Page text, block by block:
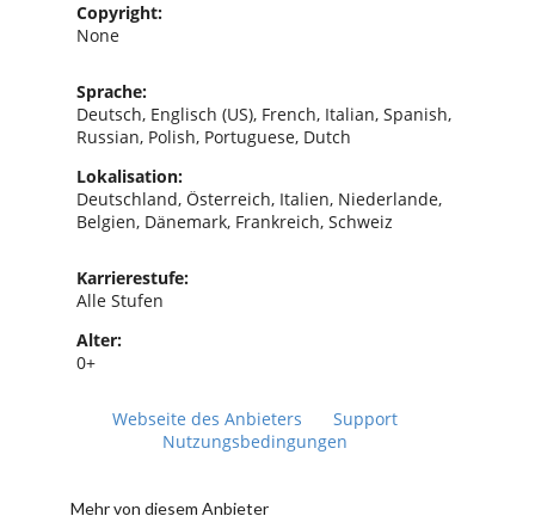
Copyright:
None
Sprache:
Deutsch, Englisch (US), French, Italian, Spanish,
Russian, Polish, Portuguese, Dutch
Lokalisation:
Deutschland, Österreich, Italien, Niederlande,
Belgien, Dänemark, Frankreich, Schweiz
Karrierestufe:
Alle Stufen
Alter:
0+
Webseite des Anbieters
Support
Nutzungsbedingungen
Mehr von diesem Anbieter